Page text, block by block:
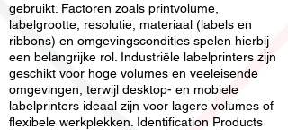
gebruikt. Factoren zoals printvolume,
labelgrootte, resolutie, materiaal (labels en
ribbons) en omgevingscondities spelen hierbij
een belangrijke rol. Industriële labelprinters zijn
geschikt voor hoge volumes en veeleisende
omgevingen, terwijl desktop- en mobiele
labelprinters ideaal zijn voor lagere volumes of
flexibele werkplekken. Identification Products